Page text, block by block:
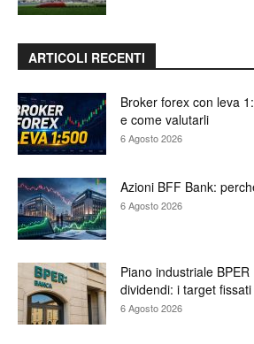
ARTICOLI RECENTI
Broker forex con leva
e come valutarli
6 Agosto 2026
Azioni BFF Bank:
6 Agosto 2026
Piano industriale
dividendi: i target fissati
6 Agosto 2026